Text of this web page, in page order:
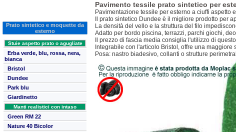
Pavimento tessile prato sintetico per
Pavimentazione tessile per esterno a ciuffi aspetto
Il prato sintetico Dundee è il migliore prodotto per
La densità del vello e la struttura del filo
Adatto per bordo piscina, terrazzi, parchi giochi,
Il prezzo di fascia media consiglia l'utilizzo di
Integrabile con l'articolo Bristol, offre una
Posa: nastro biadesivo, collanti o strutture
Prato sintetico e moquette da
esterno
Stuie aspetto prato o agugliate
Erba verde, blu, rossa, nera,
bianca
Bristol
Dundee
Park blu
Giardinetto
Manti realistici con intaso
Green RM 22
Nature 40 Bicolor